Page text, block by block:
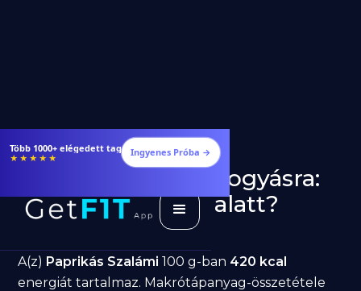
Étrendek, receptek és edzéstervek
★★★★★ Ingyenes Próba →
Paprikás Szalámi fogyásra:
jó választás diéta alatt?
A(z) Paprikás Szalámi 100 g-ban 420 kcal
energiát tartalmaz. Makrótápanyag-összetétele